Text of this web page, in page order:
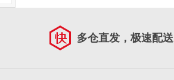
多仓直发，极速配送